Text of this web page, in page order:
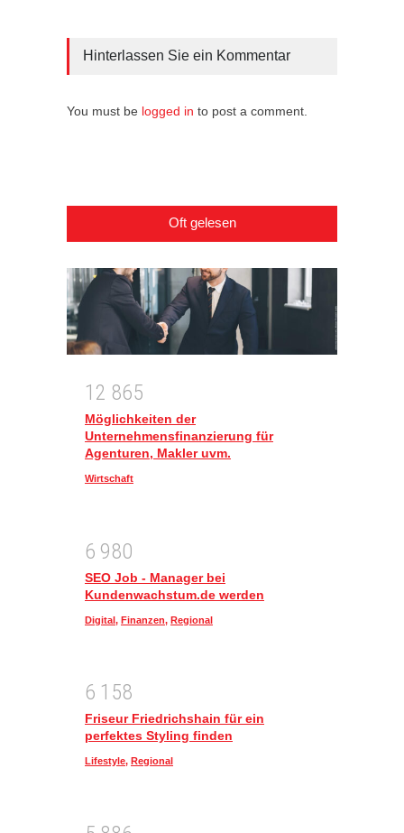
Hinterlassen Sie ein Kommentar
You must be logged in to post a comment.
Oft gelesen
1 2 865
Möglichkeiten der
Unternehmensfinanzierung für
Agenturen, Makler uvm.
Wirtschaft
6 980
SEO Job - Manager bei
Kundenwachstum.de werden
Digital, Finanzen, Regional
6 1 58
Friseur Friedrichshain für ein
perfektes Styling finden
Lifestyle, Regional